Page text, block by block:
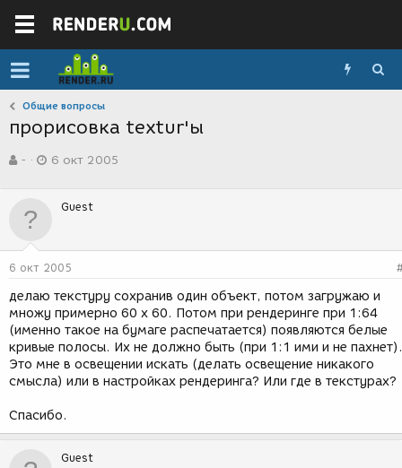
Общие вопросы
прорисовка textur'ы
в
р
-
а
д
н
и
я
6 окт 2005
Guest
6 окт 2005
делаю текстуру сохранив один объект, потом загружаю и
множу примерно 60 х 60. Потом при рендеринге при 1:64
(именно такое на бумаге распечатается) появляются белые
кривые полосы. Их не должно быть (при 1:1 ими и не пахнет).
Это мне в освещении искать (делать освещение никакого
смысла) или в настройках рендеринга? Или где в текстурах?
Спасибо.
Guest